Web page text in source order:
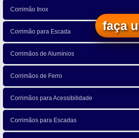
Corrimão Inox
Corrimão para Escada
Corrimãos de Alumínios
Corrimãos de Ferro
Corrimãos para Acessibilidade
Corrimãos para Escadas
faça